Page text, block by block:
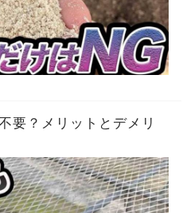
要？メリットとデメリ